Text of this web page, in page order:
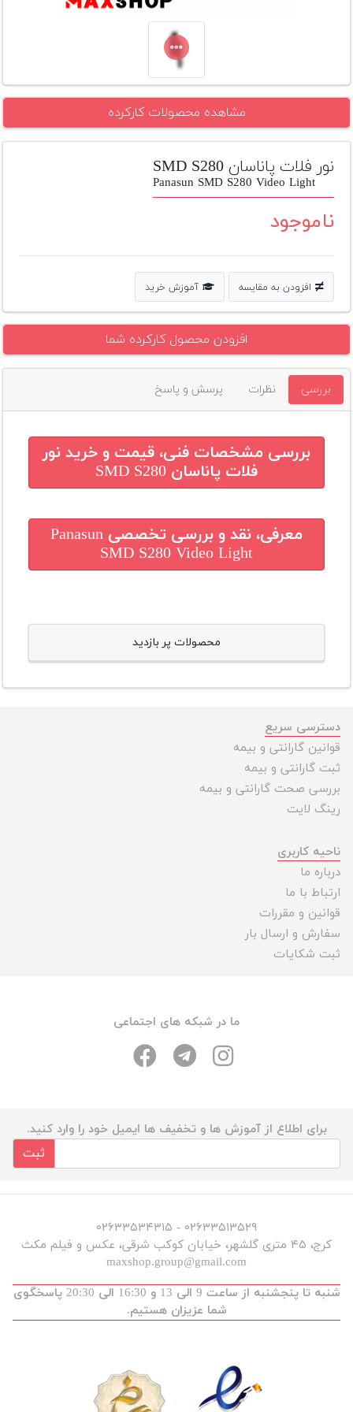
افزودن
دست
دوم
لیست
قیمت
دوربین
مشاهده محصولات کارکرده
نور فلات پاناسان SMD S280
Panasun SMD S280 Video Light
ناموجود
افزودن به مقایسه آموزش خرید
افزودن محصول کارکرده شما
بررسی نظرات پرسش و پاسخ
بررسی مشخصات فنی، قیمت و خرید نور
فلات پاناسان SMD S280
معرفی، نقد و بررسی تخصصی Panasun
SMD S280 Video Light
محصولات پر بازدید
دسترسی سریع
قوانین گارانتی و بیمه
ثبت گارانتی و بیمه
بررسی صحت گارانتی و بیمه
رینگ لایت
ناحیه کاربری
درباره ما
ارتباط با ما
قوانین و مقررات
سفارش و ارسال بار
ثبت شکایات
ما در شبکه های اجتماعی
برای اطلاع از آموزش ها و تخفیف ها ایمیل خود را وارد کنید.
ثبت
۰۲۶۳۳۵۱۳۵۲۹ - ۰۲۶۳۳۵۳۴۳۱۵
کرج، ۴۵ متری گلشهر، خیابان کوکب شرقی، عکس و فیلم مکث
maxshop.group@gmail.com
شنبه تا پنجشنبه از ساعت 9 الی 13 و 16:30 الی 20:30 پاسخگوی
شما عزیزان هستیم.